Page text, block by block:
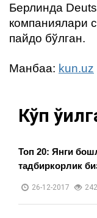
Берлинда
компаниялари
пайдо бўлган.
Манбаа: kun.uz
Кўп
Топ 20: Янги
тадбиркорлик
26-12-2017